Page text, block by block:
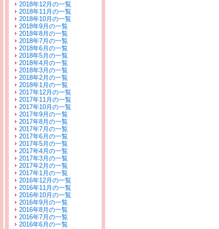
2018年12月の一覧
2018年11月の一覧
2018年10月の一覧
2018年9月の一覧
2018年8月の一覧
2018年7月の一覧
2018年6月の一覧
2018年5月の一覧
2018年4月の一覧
2018年3月の一覧
2018年2月の一覧
2018年1月の一覧
2017年12月の一覧
2017年11月の一覧
2017年10月の一覧
2017年9月の一覧
2017年8月の一覧
2017年7月の一覧
2017年6月の一覧
2017年5月の一覧
2017年4月の一覧
2017年3月の一覧
2017年2月の一覧
2017年1月の一覧
2016年12月の一覧
2016年11月の一覧
2016年10月の一覧
2016年9月の一覧
2016年8月の一覧
2016年7月の一覧
2016年6月の一覧